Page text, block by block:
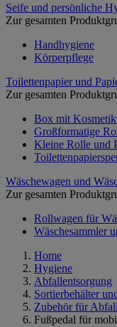
Seife und persönliche
Zur gesamten
Handhygiene
Körperpflege
Toilettenpapier und
Zur gesamten
Box mit
Großformatige
Kleine Rolle und
Wäschewagen und
Zur gesamten
Rollwagen für
Wäschesammler
Home
Hygiene
Abfallentsorgung
Sortierbehälter
Zubehör für
Fußpedal für